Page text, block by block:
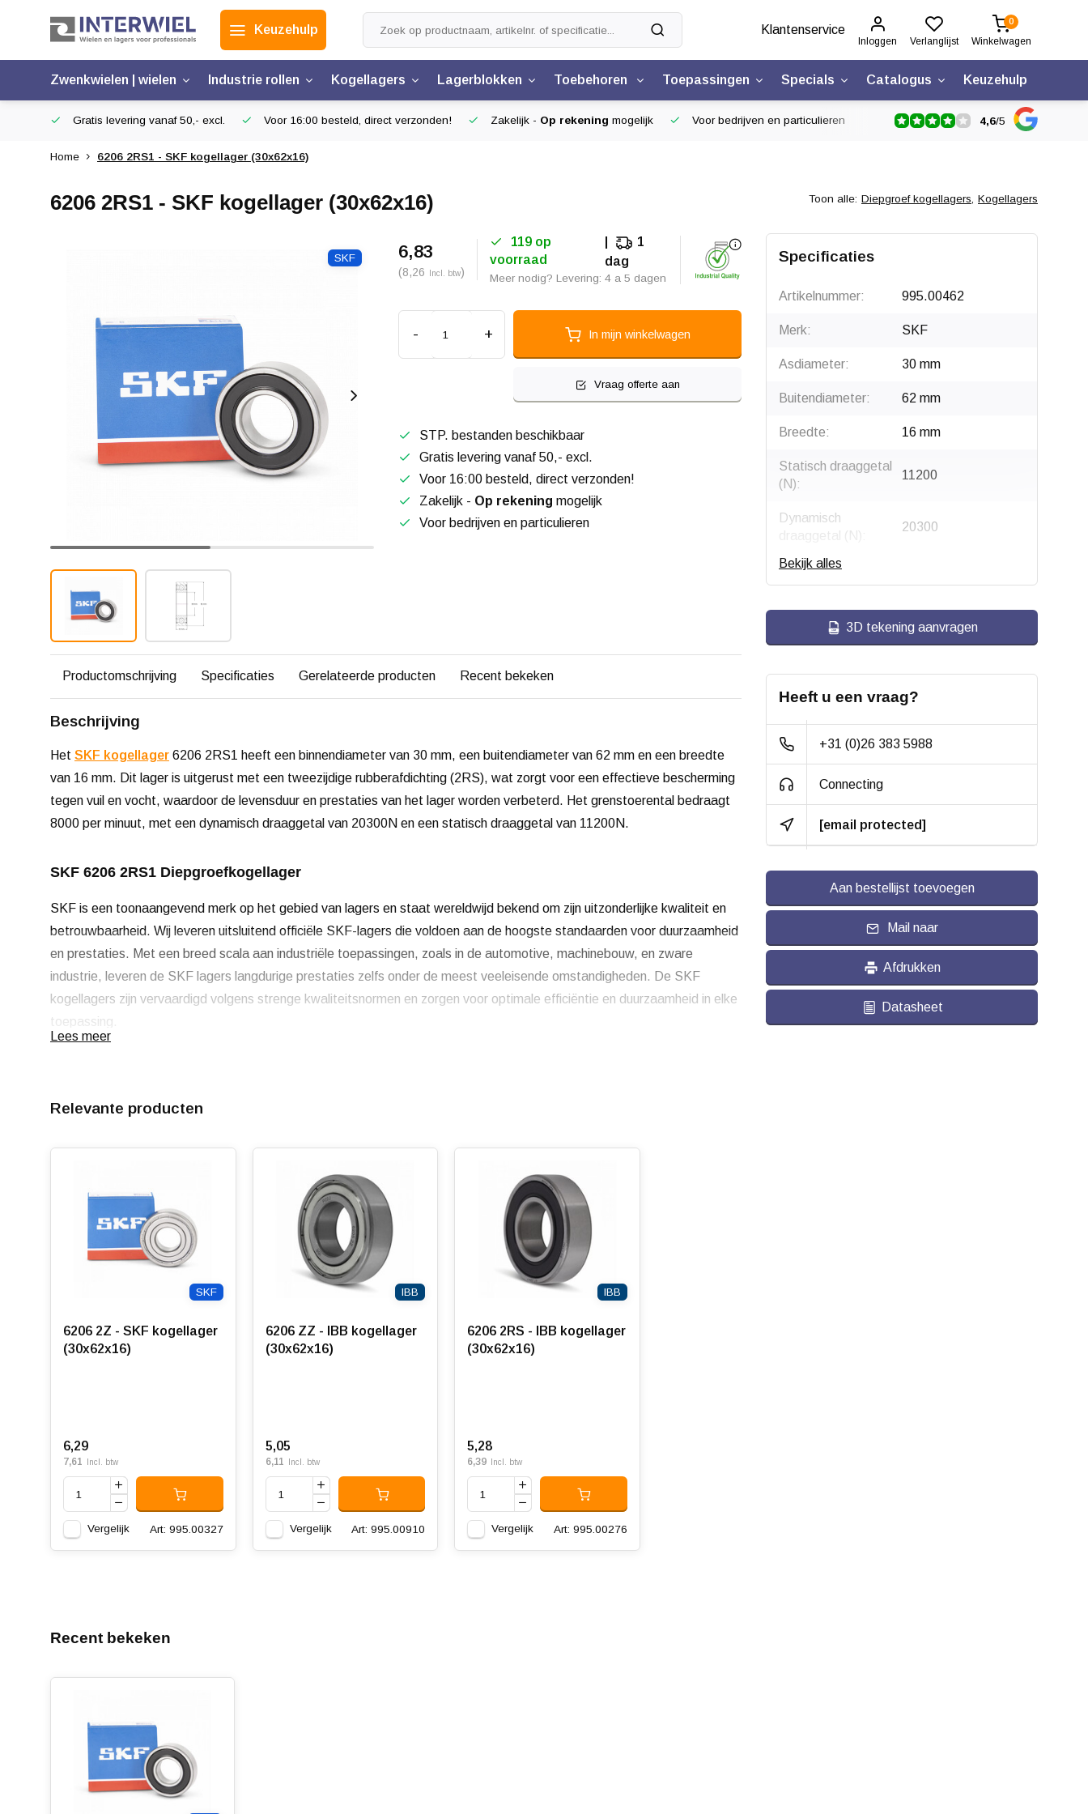
Keuzehulp Klantenservice
Inloggen Verlanglijst
0
Winkelwagen
Zwenkwielen | wielen Industrie rollen Kogellagers Lagerblokken Toebehoren Toepassingen Specials Catalogus Keuzehulp
Gratis levering vanaf 50,- excl. Voor 16:00 besteld, direct verzonden! Zakelijk - Op rekening mogelijk Voor bedrijven en particulieren 4,6/5
Home 6206 2RS1 - SKF kogellager (30x62x16)
6206 2RS1 - SKF kogellager (30x62x16) Toon alle: Diepgroef kogellagers, Kogellagers
SKF 6,83
(8,26 Incl. btw)
119 op
voorraad
1
dag
Meer nodig? Levering: 4 a 5 dagen
- + In mijn winkelwagen
Vraag offerte aan
STP. bestanden beschikbaar
Gratis levering vanaf 50,- excl.
Voor 16:00 besteld, direct verzonden!
Zakelijk - Op rekening mogelijk
Voor bedrijven en particulieren
Productomschrijving Specificaties Gerelateerde producten Recent bekeken
Beschrijving
Het SKF kogellager 6206 2RS1 heeft een binnendiameter van 30 mm, een buitendiameter van 62 mm en een breedte
van 16 mm. Dit lager is uitgerust met een tweezijdige rubberafdichting (2RS), wat zorgt voor een effectieve bescherming
tegen vuil en vocht, waardoor de levensduur en prestaties van het lager worden verbeterd. Het grenstoerental bedraagt
8000 per minuut, met een dynamisch draaggetal van 20300N en een statisch draaggetal van 11200N.
SKF 6206 2RS1 Diepgroefkogellager
SKF is een toonaangevend merk op het gebied van lagers en staat wereldwijd bekend om zijn uitzonderlijke kwaliteit en
betrouwbaarheid. Wij leveren uitsluitend officiële SKF-lagers die voldoen aan de hoogste standaarden voor duurzaamheid
en prestaties. Met een breed scala aan industriële toepassingen, zoals in de automotive, machinebouw, en zware
industrie, leveren de SKF lagers langdurige prestaties zelfs onder de meest veeleisende omstandigheden. De SKF
kogellagers zijn vervaardigd volgens strenge kwaliteitsnormen en zorgen voor optimale efficiëntie en duurzaamheid in elke
toepassing.
Lees meer
Relevante producten
SKF
6206 2Z - SKF kogellager
(30x62x16)
6,29
7,61 Incl. btw
Vergelijk Art: 995.00327
IBB
6206 ZZ - IBB kogellager
(30x62x16)
5,05
6,11 Incl. btw
Vergelijk Art: 995.00910
IBB
6206 2RS - IBB kogellager
(30x62x16)
5,28
6,39 Incl. btw
Vergelijk Art: 995.00276
Specificaties
Artikelnummer: 995.00462
Merk: SKF
Asdiameter: 30 mm
Buitendiameter: 62 mm
Breedte: 16 mm
Statisch draaggetal
(N):
11200
Dynamisch
20300
Grenstoerental
(1/min):
6206 2RS1
kogellager
2RS - Tweezijdige
rubberafdichting
Gewicht:
Bekijk alles
3D tekening aanvragen
Heeft u een vraag?
+31 (0)26 383 5988
Connecting
[email protected]
Aan bestellijst toevoegen
Mail naar
Afdrukken
Datasheet
Recent bekeken